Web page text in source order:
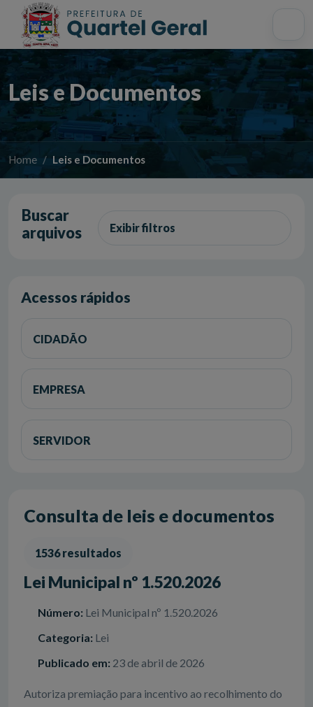
Acessibilidade InícioMapa do site
Leis e Documentos
Home Leis e Documentos
Buscar
arquivos
Exibir filtros
Acessos rápidos
CIDADÃO
EMPRESA
SERVIDOR
Consulta de leis e documentos
1536 resultados
Lei Municipal nº 1.520.2026
Número: Lei Municipal nº 1.520.2026
Categoria: Lei
Publicado em: 23 de abril de 2026
Autoriza premiação para incentivo ao recolhimento do